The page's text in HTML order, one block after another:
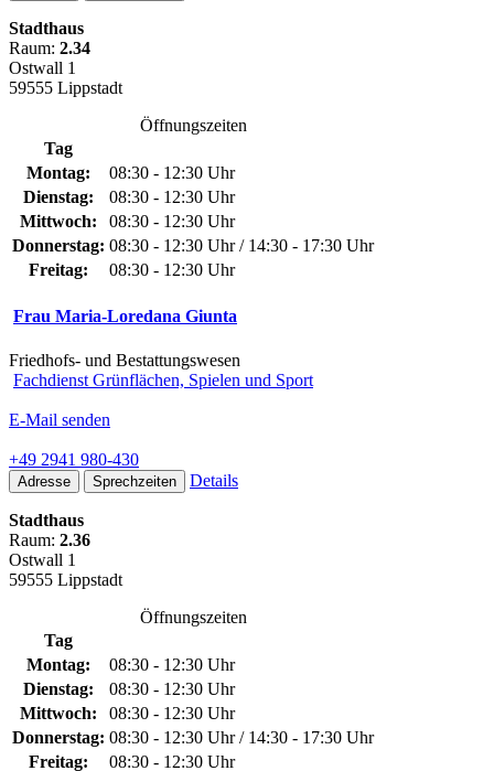
Stadthaus
Raum: 2.34
Ostwall 1
59555 Lippstadt
Öffnungszeiten
Tag
Montag:
08:30 - 12:30 Uhr
Dienstag:
08:30 - 12:30 Uhr
Mittwoch:
08:30 - 12:30 Uhr
Donnerstag: 08:30 - 12:30 Uhr / 14:30 - 17:30 Uhr
Freitag:
08:30 - 12:30 Uhr
Frau Maria-Loredana Giunta
Friedhofs- und Bestattungswesen
Fachdienst Grünflächen, Spielen und Sport
E-Mail senden
+49 2941 980-430
Adresse Sprechzeiten Details
Stadthaus
Raum: 2.36
Ostwall 1
59555 Lippstadt
Öffnungszeiten
Tag
Montag:
08:30 - 12:30 Uhr
Dienstag:
08:30 - 12:30 Uhr
Mittwoch:
08:30 - 12:30 Uhr
Donnerstag: 08:30 - 12:30 Uhr / 14:30 - 17:30 Uhr
Freitag:
08:30 - 12:30 Uhr